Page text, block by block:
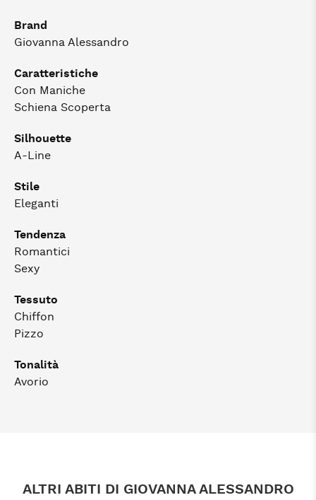
Brand
Giovanna Alessandro
Caratteristiche
Con Maniche
Schiena Scoperta
Silhouette
A-Line
Stile
Eleganti
Tendenza
Romantici
Sexy
Tessuto
Chiffon
Pizzo
Tonalità
Avorio
ALTRI ABITI DI GIOVANNA ALESSANDRO